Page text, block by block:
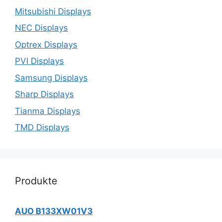
Mitsubishi Displays
NEC Displays
Optrex Displays
PVI Displays
Samsung Displays
Sharp Displays
Tianma Displays
TMD Displays
Produkte
AUO B133XW01V3